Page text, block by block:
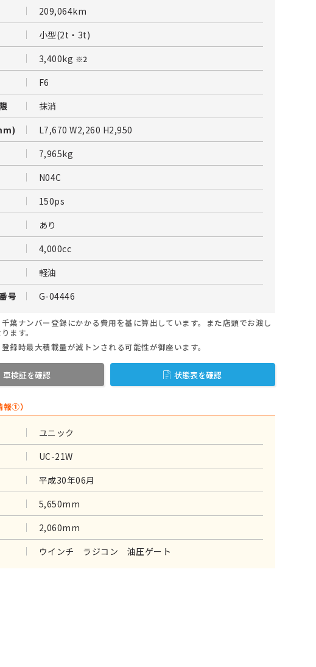
209,064km
小型(2t・3t)
3,400kg ※2
F6
抹消
L7,670 W2,260 H2,950
7,965kg
N04C
150ps
あり
4,000cc
軽油
号
G-04446
葉ナンバー登録にかかる費用を基に算出しています。また店頭でお渡し
ます。
録時最大積載量が減トンされる可能性が御座います。
車検証を確認 状態表を確認
報①）
ユニック
UC-21W
平成30年06月
5,650mm
2,060mm
ウインチ ラジコン 油圧ゲート